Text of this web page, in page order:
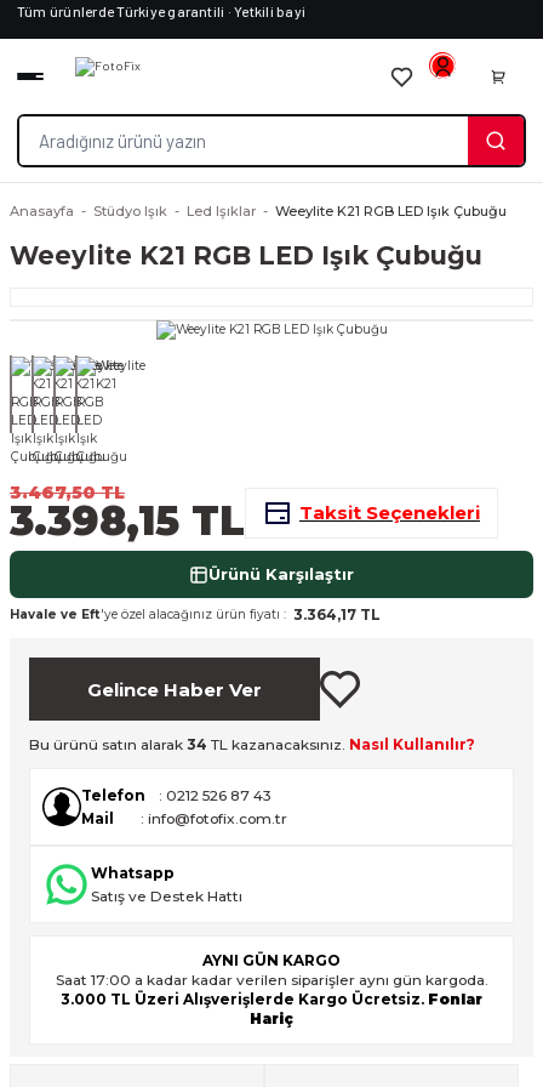
Tüm ürünlerde Türkiye garantili · Yetkili bayi
Anasayfa Stüdyo Işık Led Işıklar Weeylite K21 RGB LED Işık Çubuğu
Weeylite K21 RGB LED Işık Çubuğu
3.467,50 TL
3.398,15 TL Taksit Seçenekleri
Ürünü Karşılaştır
Havale ve Eft'ye özel alacağınız ürün fiyatı : 3.364,17 TL
Gelince Haber Ver
Bu ürünü satın alarak 34 TL kazanacaksınız. Nasıl Kullanılır?
Telefon
: 0212 526 87 43
Mail
: info@fotofix.com.tr
Whatsapp
Satış ve Destek Hattı
AYNI GÜN KARGO
Saat 17:00 a kadar kadar verilen siparişler aynı gün kargoda.
3.000 TL Üzeri Alışverişlerde Kargo Ücretsiz. Fonlar
Hariç